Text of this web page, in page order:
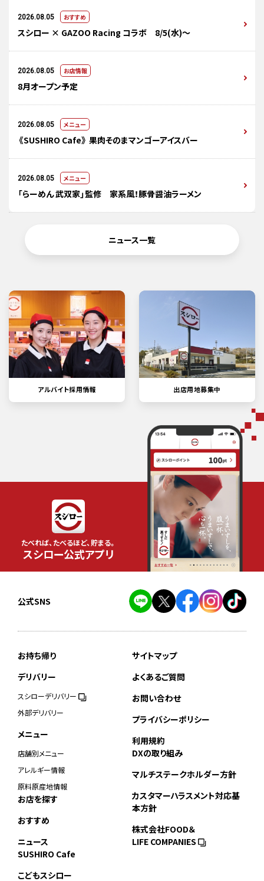
2026.08.05 おすすめ
スシロー × GAZOO Racing コラボ 8/5(水)～
2026.08.05 お店情報
8月オープン予定
2026.08.05 メニュー
《SUSHIRO Cafe》 果肉そのまマンゴーアイスバー
2026.08.05 メニュー
「らーめん 武双家」監修 家系風！豚骨醤油ラーメン
ニュース一覧
アルバイト採用情報 出店用地募集中
たべれば、たべるほど、貯まる。
スシロー公式アプリ
公式SNS
お持ち帰り
デリバリー
スシローデリバリー
外部デリバリー
メニュー
店舗別メニュー
アレルギー情報
原料原産地情報
お店を探す
おすすめ
ニュース
SUSHIRO Cafe
こどもスシロー
サイトマップ
よくあるご質問
お問い合わせ
プライバシーポリシー
利用規約
DXの取り組み
マルチステークホルダー方針
カスタマーハラスメント対応基
本方針
株式会社FOOD＆
LIFE COMPANIES